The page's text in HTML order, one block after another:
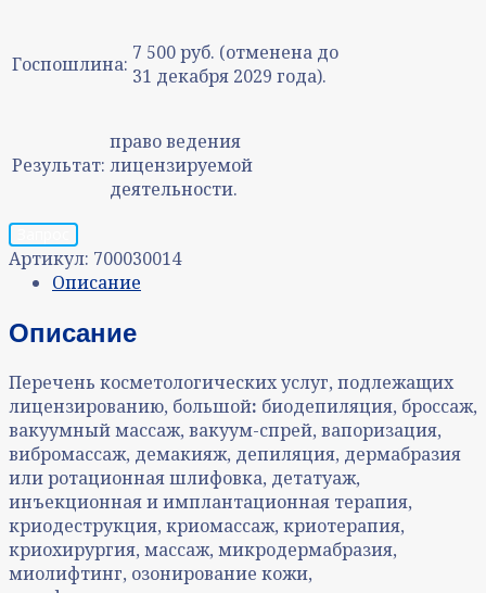
Госпошлина: 7 500 руб. (отменена до
31 декабря 2029 года).
Результат:
право ведения
лицензируемой
деятельности.
Артикул: 700030014
Описание
Описание
Перечень косметологических услуг, подлежащих
лицензированию, большой: биодепиляция, броссаж,
вакуумный массаж, вакуум-спрей, вапоризация,
вибромассаж, демакияж, депиляция, дермабразия
или ротационная шлифовка, детатуаж,
инъекционная и имплантационная терапия,
криодеструкция, криомассаж, криотерапия,
криохирургия, массаж, микродермабразия,
миолифтинг, озонирование кожи,